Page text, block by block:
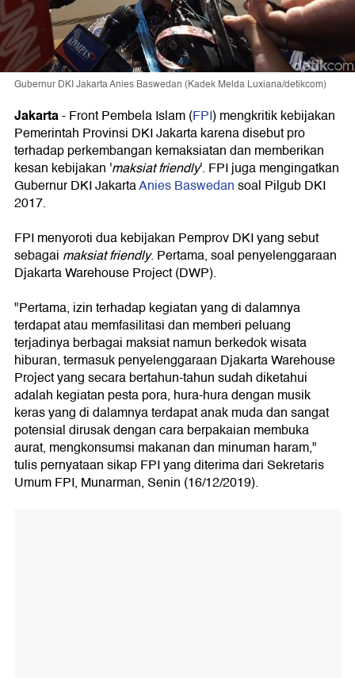
Gubernur DKI Jakarta Anies Baswedan (Kadek Melda Luxiana/detikcom)
Jakarta- Front Pembela Islam (FPI) mengkritik kebijakan
Pemerintah Provinsi DKI Jakarta karena disebut pro
terhadap perkembangan kemaksiatan dan memberikan
kesan kebijakan 'maksiat friendly'. FPI juga mengingatkan
Gubernur DKI JakartaAnies Baswedansoal Pilgub DKI
2017.
FPI menyoroti dua kebijakan Pemprov DKI yang sebut
sebagai maksiat friendly. Pertama, soal penyelenggaraan
Djakarta Warehouse Project (DWP).
"Pertama, izin terhadap kegiatan yang di dalamnya
terdapat atau memfasilitasi dan memberi peluang
terjadinya berbagai maksiat namun berkedok wisata
hiburan, termasuk penyelenggaraan Djakarta Warehouse
Project yang secara bertahun-tahun sudah diketahui
adalah kegiatan pesta pora, hura-hura dengan musik
keras yang di dalamnya terdapat anak muda dan sangat
potensial dirusak dengan cara berpakaian membuka
aurat, mengkonsumsi makanan dan minuman haram,"
tulis pernyataan sikap FPI yang diterima dari Sekretaris
Umum FPI, Munarman, Senin (16/12/2019).